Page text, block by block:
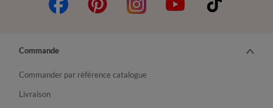
Commande
Commander par référence catalogue
Livraison